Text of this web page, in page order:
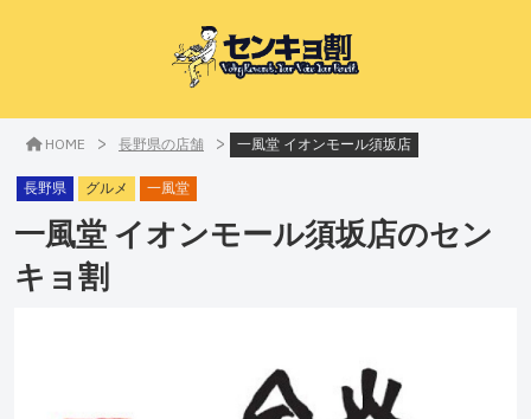
HOME > 長野県の店舗 > 一風堂 イオンモール須坂店
長野県 グルメ 一風堂
一風堂 イオンモール須坂店のセン
キョ割